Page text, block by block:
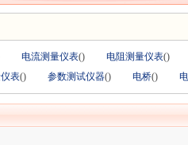
电流测量仪表() 电阻测量仪表()
表() 参数测试仪器() 电桥()